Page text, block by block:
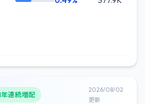
年連続増配
2026/08/02
更新